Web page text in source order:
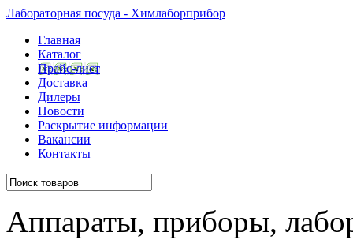
Лабораторная посуда - Химлаборприбор
Главная
Каталог
Прайс-лист
Доставка
Дилеры
Новости
Раскрытие информации
Вакансии
Контакты
Аппараты, приборы,